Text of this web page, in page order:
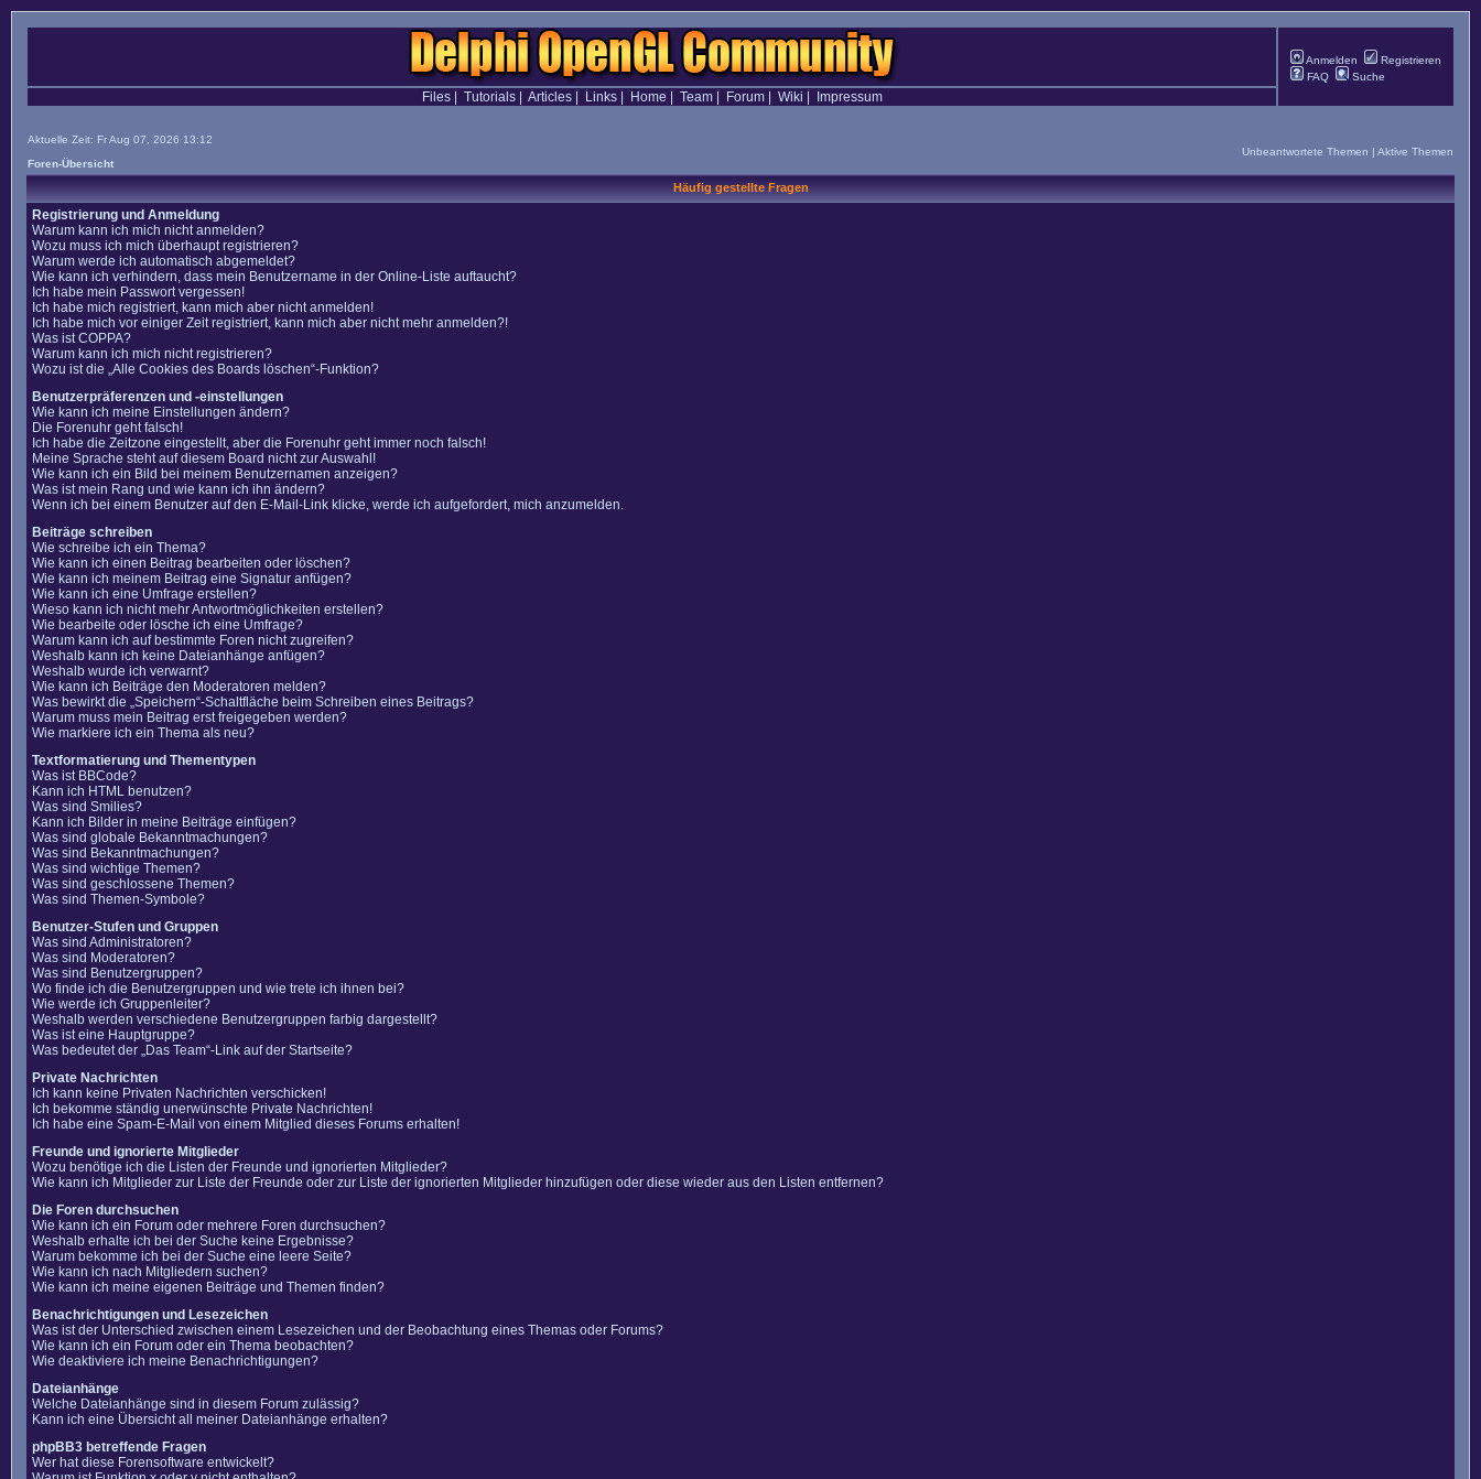
Anmelden
Registrieren
FAQ
Suche
Files| Tutorials| Articles| Links| Home Team| Forum| Wiki Impressum
Aktuelle Zeit: Fr Aug 07, 2026 13:12
Foren-Übersicht
Unbeantwortete Themen | Aktive Themen
Häufig gestellte Fragen
Registrierung und Anmeldung
Warum kann ich mich nicht anmelden?
Wozu muss ich mich überhaupt registrieren?
Warum werde ich automatisch abgemeldet?
Wie kann ich verhindern, dass mein Benutzername in der Online-Liste auftaucht?
Ich habe mein Passwort vergessen!
Ich habe mich registriert, kann mich aber nicht anmelden!
Ich habe mich vor einiger Zeit registriert, kann mich aber nicht mehr anmelden?!
Was ist COPPA?
Warum kann ich mich nicht registrieren?
Wozu ist die „Alle Cookies des Boards löschen“-Funktion?
Benutzerpräferenzen und -einstellungen
Wie kann ich meine Einstellungen ändern?
Die Forenuhr geht falsch!
Ich habe die Zeitzone eingestellt, aber die Forenuhr geht immer noch falsch!
Meine Sprache steht auf diesem Board nicht zur Auswahl!
Wie kann ich ein Bild bei meinem Benutzernamen anzeigen?
Was ist mein Rang und wie kann ich ihn ändern?
Wenn ich bei einem Benutzer auf den E-Mail-Link klicke, werde ich aufgefordert, mich anzumelden.
Beiträge schreiben
Wie schreibe ich ein Thema?
Wie kann ich einen Beitrag bearbeiten oder löschen?
Wie kann ich meinem Beitrag eine Signatur anfügen?
Wie kann ich eine Umfrage erstellen?
Wieso kann ich nicht mehr Antwortmöglichkeiten erstellen?
Wie bearbeite oder lösche ich eine Umfrage?
Warum kann ich auf bestimmte Foren nicht zugreifen?
Weshalb kann ich keine Dateianhänge anfügen?
Weshalb wurde ich verwarnt?
Wie kann ich Beiträge den Moderatoren melden?
Was bewirkt die „Speichern“-Schaltfläche beim Schreiben eines Beitrags?
Warum muss mein Beitrag erst freigegeben werden?
Wie markiere ich ein Thema als neu?
Textformatierung und Thementypen
Was ist BBCode?
Kann ich HTML benutzen?
Was sind Smilies?
Kann ich Bilder in meine Beiträge einfügen?
Was sind globale Bekanntmachungen?
Was sind Bekanntmachungen?
Was sind wichtige Themen?
Was sind geschlossene Themen?
Was sind Themen-Symbole?
Benutzer-Stufen und Gruppen
Was sind Administratoren?
Was sind Moderatoren?
Was sind Benutzergruppen?
Wo finde ich die Benutzergruppen und wie trete ich ihnen bei?
Wie werde ich Gruppenleiter?
Weshalb werden verschiedene Benutzergruppen farbig dargestellt?
Was ist eine Hauptgruppe?
Was bedeutet der „Das Team“-Link auf der Startseite?
Private Nachrichten
Ich kann keine Privaten Nachrichten verschicken!
Ich bekomme ständig unerwünschte Private Nachrichten!
Ich habe eine Spam-E-Mail von einem Mitglied dieses Forums erhalten!
Freunde und ignorierte Mitglieder
Wozu benötige ich die Listen der Freunde und ignorierten Mitglieder?
Wie kann ich Mitglieder zur Liste der Freunde oder zur Liste der ignorierten Mitglieder hinzufügen oder diese wieder aus den Listen entfernen?
Die Foren durchsuchen
Wie kann ich ein Forum oder mehrere Foren durchsuchen?
Weshalb erhalte ich bei der Suche keine Ergebnisse?
Warum bekomme ich bei der Suche eine leere Seite?
Wie kann ich nach Mitgliedern suchen?
Wie kann ich meine eigenen Beiträge und Themen finden?
Benachrichtigungen und Lesezeichen
Was ist der Unterschied zwischen einem Lesezeichen und der Beobachtung eines Themas oder Forums?
Wie kann ich ein Forum oder ein Thema beobachten?
Wie deaktiviere ich meine Benachrichtigungen?
Dateianhänge
Welche Dateianhänge sind in diesem Forum zulässig?
Kann ich eine Übersicht all meiner Dateianhänge erhalten?
phpBB3 betreffende Fragen
Wer hat diese Forensoftware entwickelt?